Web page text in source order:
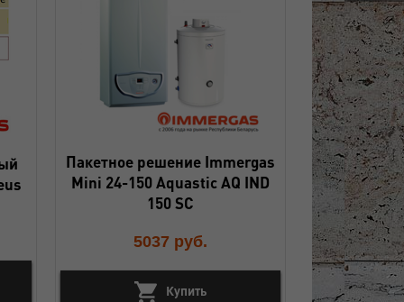
Пакетное решение Immergas
Mini 24-150 Aquastic AQ IND
150 SC
5037 руб.
Купить